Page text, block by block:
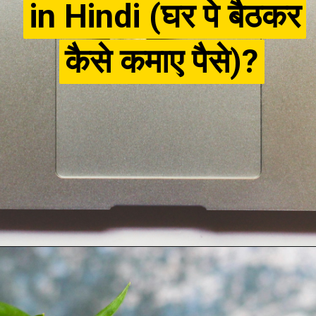
in Hindi (घर पे बैठकर
कैसे कमाए पैसे)?
in Hindi (घर पे बैठकर
कैसे कमाए पैसे)?